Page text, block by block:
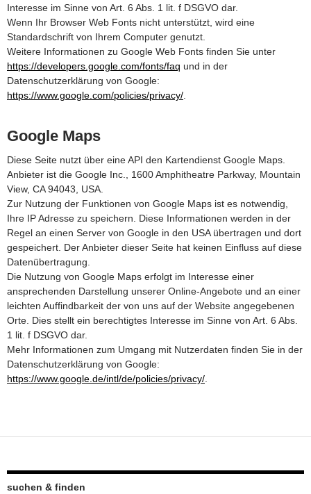
Interesse im Sinne von Art. 6 Abs. 1 lit. f DSGVO dar.
Wenn Ihr Browser Web Fonts nicht unterstützt, wird eine
Standardschrift von Ihrem Computer genutzt.
Weitere Informationen zu Google Web Fonts finden Sie unter
https://developers.google.com/fonts/faq und in der
Datenschutzerklärung von Google:
https://www.google.com/policies/privacy/.
Google Maps
Diese Seite nutzt über eine API den Kartendienst Google Maps.
Anbieter ist die Google Inc., 1600 Amphitheatre Parkway, Mountain
View, CA 94043, USA.
Zur Nutzung der Funktionen von Google Maps ist es notwendig,
Ihre IP Adresse zu speichern. Diese Informationen werden in der
Regel an einen Server von Google in den USA übertragen und dort
gespeichert. Der Anbieter dieser Seite hat keinen Einfluss auf diese
Datenübertragung.
Die Nutzung von Google Maps erfolgt im Interesse einer
ansprechenden Darstellung unserer Online-Angebote und an einer
leichten Auffindbarkeit der von uns auf der Website angegebenen
Orte. Dies stellt ein berechtigtes Interesse im Sinne von Art. 6 Abs.
1 lit. f DSGVO dar.
Mehr Informationen zum Umgang mit Nutzerdaten finden Sie in der
Datenschutzerklärung von Google:
https://www.google.de/intl/de/policies/privacy/.
suchen & finden